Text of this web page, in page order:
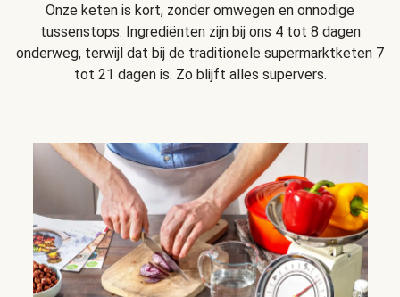
Onze keten is kort, zonder omwegen en onnodige
tussenstops. Ingrediënten zijn bij ons 4 tot 8 dagen
onderweg, terwijl dat bij de traditionele supermarktketen 7
tot 21 dagen is. Zo blijft alles supervers.